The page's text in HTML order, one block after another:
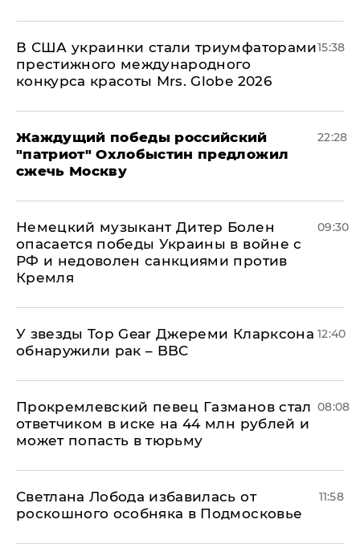
В США украинки стали триумфаторами
престижного международного
конкурса красоты Mrs. Globe 2026
15:38
Жаждущий победы российский
"патриот" Охлобыстин предложил
сжечь Москву
22:28
Немецкий музыкант Дитер Болен
опасается победы Украины в войне с
РФ и недоволен санкциями против
Кремля
09:30
У звезды Top Gear Джереми Кларксона
обнаружили рак – BBC
12:40
Прокремлевский певец Газманов стал
ответчиком в иске на 44 млн рублей и
может попасть в тюрьму
08:08
Светлана Лобода избавилась от
роскошного особняка в Подмосковье
11:58